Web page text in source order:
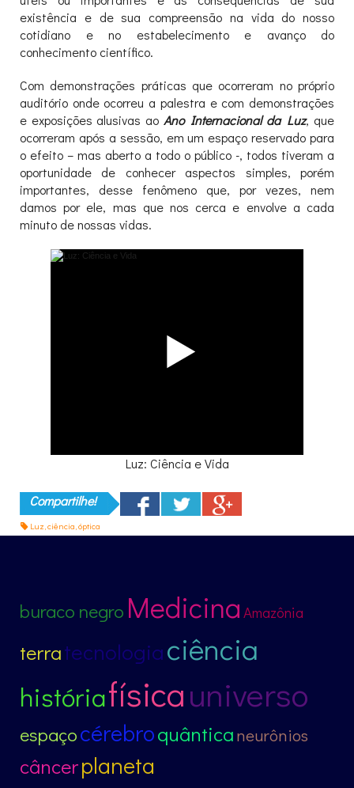
existência e de sua compreensão na vida do nosso
cotidiano e no estabelecimento e avanço do
conhecimento científico.
Com demonstrações práticas que ocorreram no próprio
auditório onde ocorreu a palestra e com demonstrações
e exposições alusivas ao Ano Internacional da Luz, que
ocorreram após a sessão, em um espaço reservado para
o efeito – mas aberto a todo o público -, todos tiveram a
oportunidade de conhecer aspectos simples, porém
importantes, desse fenômeno que, por vezes, nem
damos por ele, mas que nos cerca e envolve a cada
minuto de nossas vidas.
Luz: Ciência e Vida
Compartilhe!
Luz,ciência,óptica
buraco negro Medicina Amazônia
terratecnologiaciência
históriafísicauniverso
espaçocérebroquânticaneurônios
câncerplaneta